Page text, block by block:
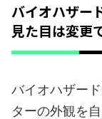
バイオハザー
見た目は変更
バイオハザー
ターの外観を